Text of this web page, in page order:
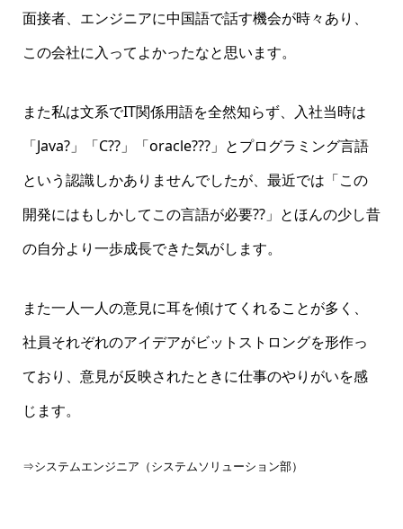
面接者、エンジニアに中国語で話す機会が時々あり、
この会社に入ってよかったなと思います。
また私は文系でIT関係用語を全然知らず、入社当時は
「Java?」「C??」「oracle???」とプログラミング言語
という認識しかありませんでしたが、最近では「この
開発にはもしかしてこの言語が必要??」とほんの少し昔
の自分より一歩成長できた気がします。
また一人一人の意見に耳を傾けてくれることが多く、
社員それぞれのアイデアがビットストロングを形作っ
ており、意見が反映されたときに仕事のやりがいを感
じます。
⇒システムエンジニア（システムソリューション部）